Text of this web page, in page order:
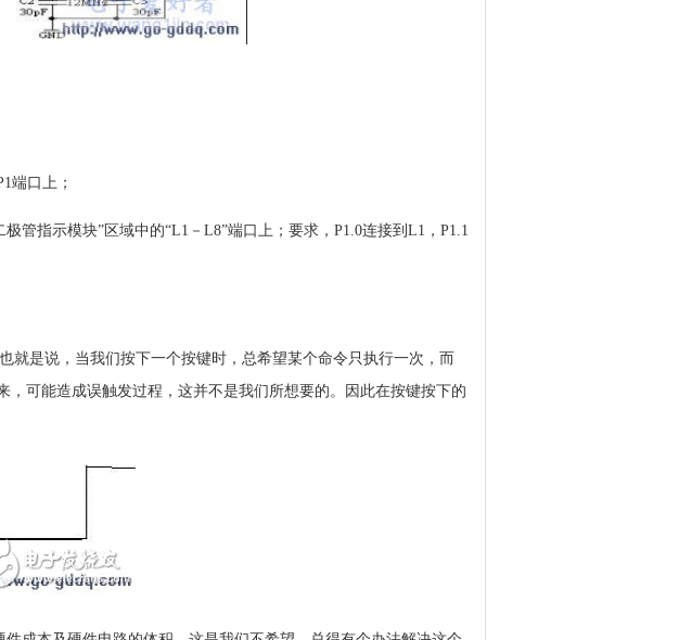
端口上；
管指示模块”区域中的“L1－L8”端口上；要求，P1.0连接到L1，P1.1
就是说，当我们按下一个按键时，总希望某个命令只执行一次，而
可能造成误触发过程，这并不是我们所想要的。因此在按键按下的